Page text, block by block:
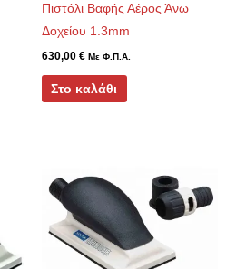
Πιστόλι Βαφής Αέρος Άνω
Δοχείου 1.3mm
630,00 € Με Φ.Π.Α.
Στο καλάθι